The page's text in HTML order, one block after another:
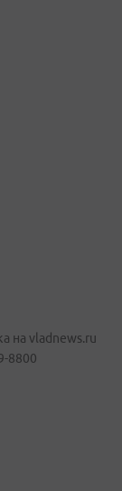
на vladnews.ru
8800